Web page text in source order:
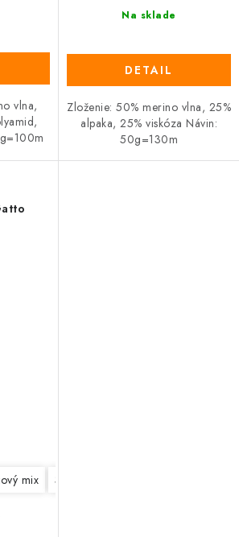
vlna,
Na sklade
DETAIL
Zloženie: 50% merino vlna, 25%
alpaka, 25% viskóza Návin:
50g=130m
mix 31067 fuchsiovo modro zelený mix